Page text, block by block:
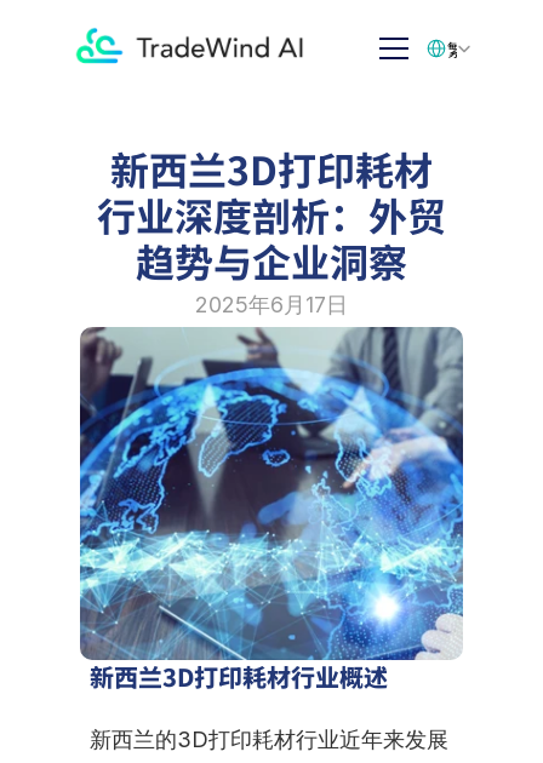
新西兰3D打印耗材
行业深度剖析：外贸
趋势与企业洞察
2025年6月17日
新西兰3D打印耗材行业概述
新西兰的3D打印耗材行业近年来发展
繁体中文